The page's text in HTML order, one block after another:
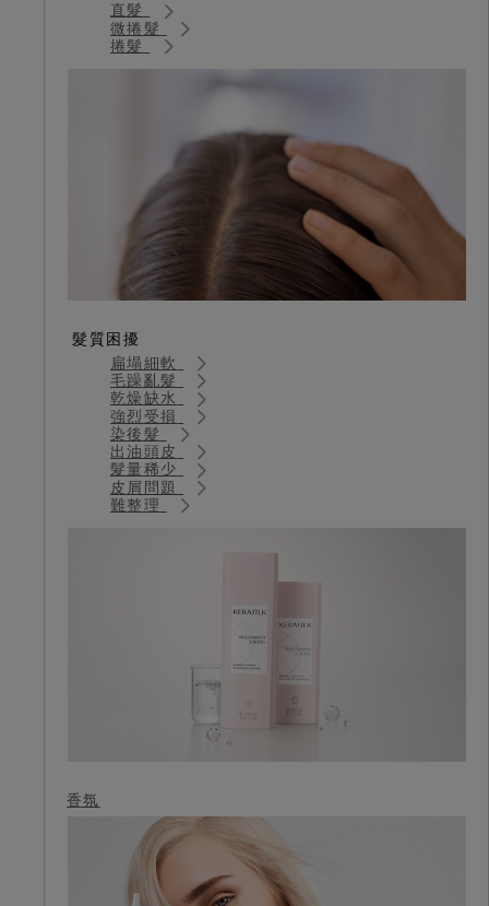
直髮
微捲髮
捲髮
髮質困擾
扁塌細軟
毛躁亂髮
乾燥缺水
強烈受損
染後髮
出油頭皮
髮量稀少
皮屑問題
難整理
香氛